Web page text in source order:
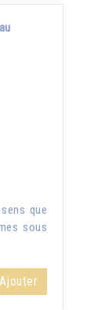
que
sous
Ajouter